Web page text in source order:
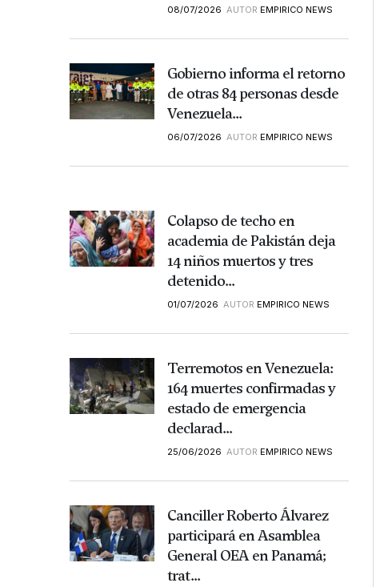
08/07/2026 AUTOR EMPIRICO NEWS
Gobierno informa el retorno
de otras 84 personas desde
Venezuela...
06/07/2026 AUTOR EMPIRICO NEWS
Colapso de techo en
academia de Pakistán deja
14 niños muertos y tres
detenido...
01/07/2026 AUTOR EMPIRICO NEWS
Terremotos en Venezuela:
164 muertes confirmadas y
estado de emergencia
declarad...
25/06/2026 AUTOR EMPIRICO NEWS
Canciller Roberto Álvarez
participará en Asamblea
General OEA en Panamá;
trat...